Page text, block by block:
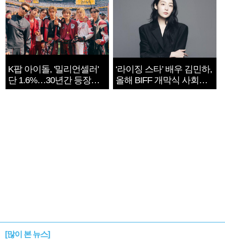
K팝 아이돌, '밀리언셀러'
단 1.6%…30년간 등장
1182개팀 전수조사
‘라이징 스타’ 배우 김민하,
올해 BIFF 개막식 사회자
확정
[많이 본 뉴스]